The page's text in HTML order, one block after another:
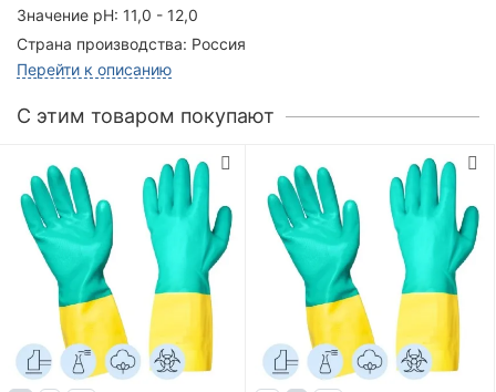
Значение pH: 11,0 - 12,0
Страна производства: Россия
Перейти к описанию
C этим товаром покупают